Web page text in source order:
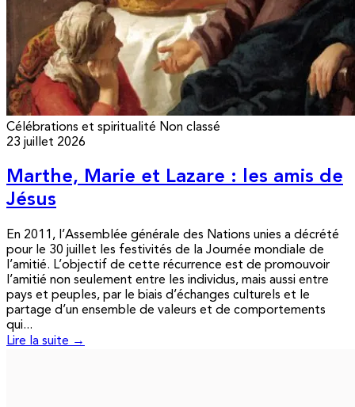
Célébrations et spiritualité Non classé
23 juillet 2026
Marthe, Marie et Lazare : les amis de
Jésus
En 2011, l’Assemblée générale des Nations unies a décrété
pour le 30 juillet les festivités de la Journée mondiale de
l’amitié. L’objectif de cette récurrence est de promouvoir
l’amitié non seulement entre les individus, mais aussi entre
pays et peuples, par le biais d’échanges culturels et le
partage d’un ensemble de valeurs et de comportements
qui...
Lire la suite →